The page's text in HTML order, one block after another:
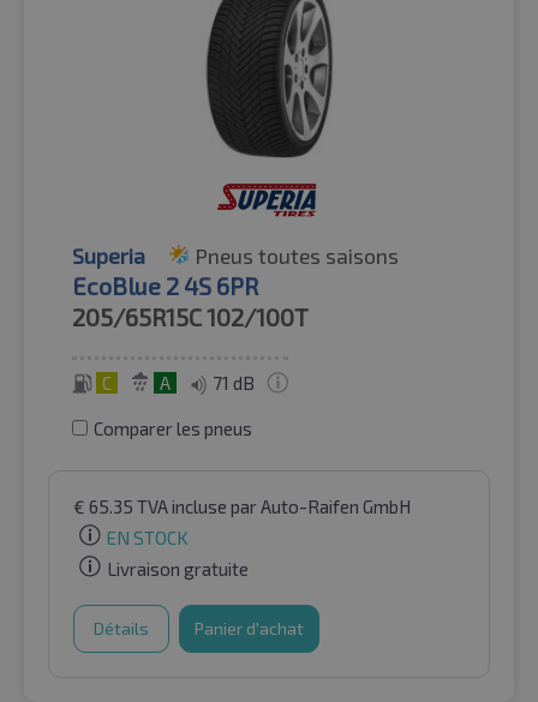
Superia Pneus toutes saisons
EcoBlue 2 4S 6PR
205/65R15C102/100T
C A 71 dB
Comparer les pneus
€ 65.35 TVA incluse par Auto-Raifen GmbH
EN STOCK
Livraison gratuite
Détails Panier d'achat